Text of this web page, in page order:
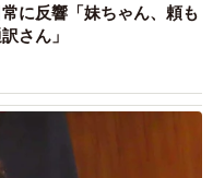
に反響「妹ちゃん、頼も
さん」